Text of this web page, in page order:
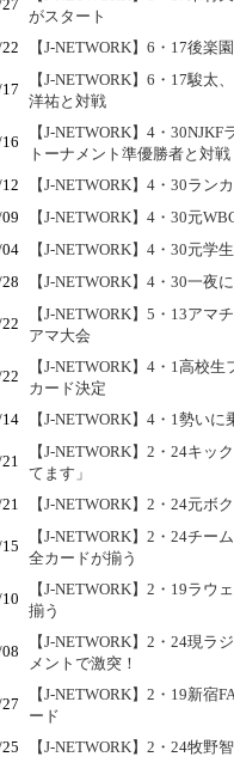
がスタート
【J-NETWORK】6・17後
【J-NETWORK】6・17駿太
洋祐と対戦
【J-NETWORK】4・
トーナメント準優勝者と対戦
【J-NETWORK】4・30ラン
【J-NETWORK】4・30元
【J-NETWORK】4・30元
【J-NETWORK】4・30一
【J-NETWORK】5・13アマ
アマ大会
【J-NETWORK】4・1高校
カード決定
【J-NETWORK】4・1勢い
【J-NETWORK】2・24キ
てます」
【J-NETWORK】2・24元
【J-NETWORK】2・24チ
全カードが揃う
【J-NETWORK】2・19ラ
揃う
【J-NETWORK】2・24現
メントで激突！
【J-NETWORK】2・19新宿
ード
【J-NETWORK】2・24牧野